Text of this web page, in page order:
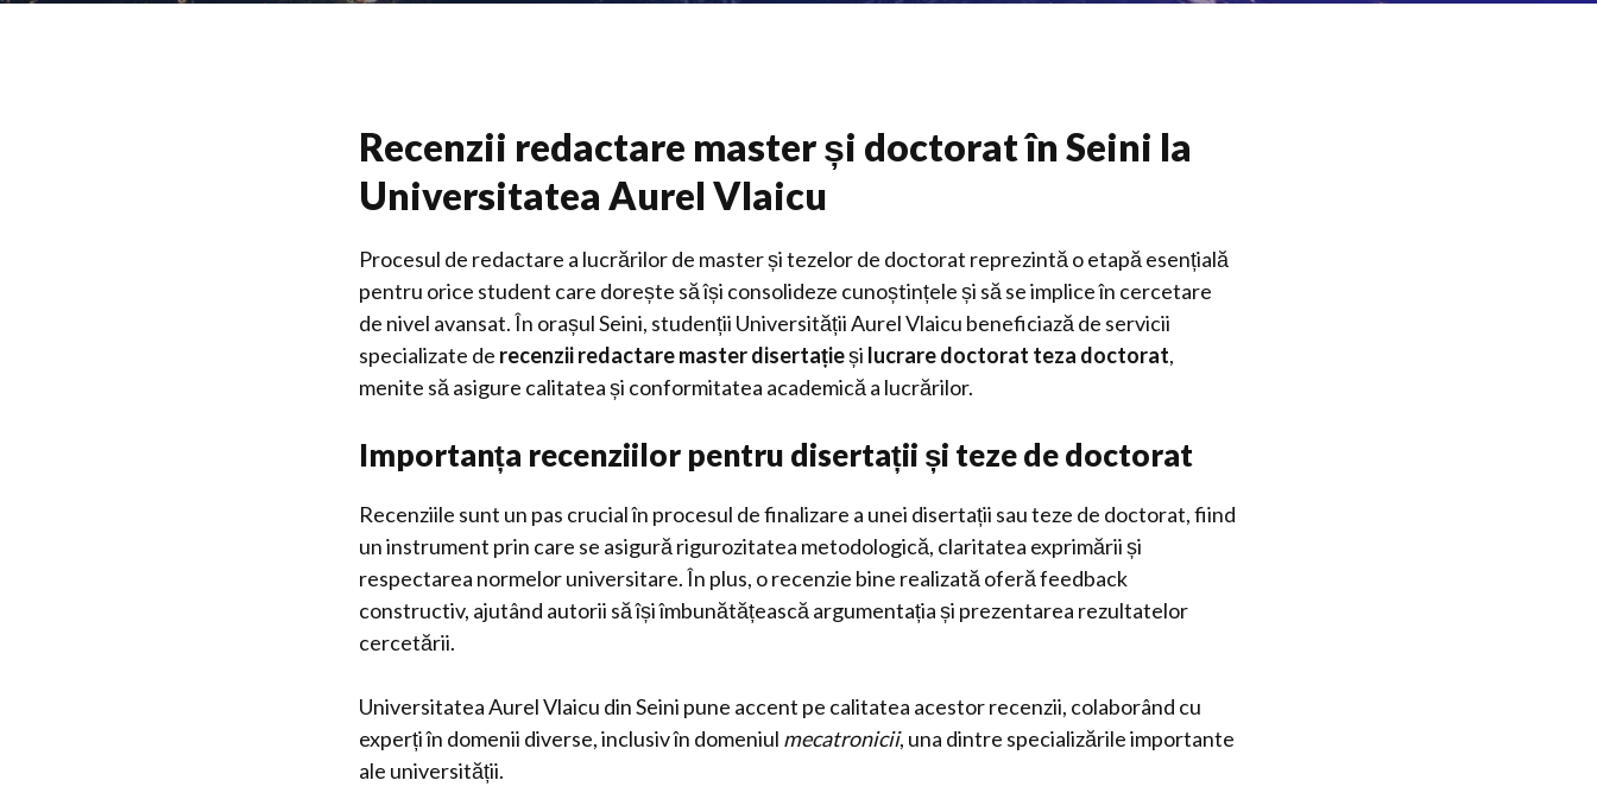
Recenzii redactare master și doctorat în Seini la
Universitatea Aurel Vlaicu
Procesul de redactare a lucrărilor de master și tezelor de doctorat reprezintă o etapă esențială
pentru orice student care dorește să își consolideze cunoștințele și să se implice în cercetare
de nivel avansat. În orașul Seini, studenții Universității Aurel Vlaicu beneficiază de servicii
specializate de recenzii redactare master disertațieși lucrare doctorat teza doctorat,
menite să asigure calitatea și conformitatea academică a lucrărilor.
Importanța recenziilor pentru disertații și teze de doctorat
Recenziile sunt un pas crucial în procesul de finalizare a unei disertații sau teze de doctorat, fiind
un instrument prin care se asigură rigurozitatea metodologică, claritatea exprimării și
respectarea normelor universitare. În plus, o recenzie bine realizată oferă feedback
constructiv, ajutând autorii să își îmbunătățească argumentația și prezentarea rezultatelor
cercetării.
Universitatea Aurel Vlaicu din Seini pune accent pe calitatea acestor recenzii, colaborând cu
experți în domenii diverse, inclusiv în domeniul mecatronicii, una dintre specializările importante
ale universității.